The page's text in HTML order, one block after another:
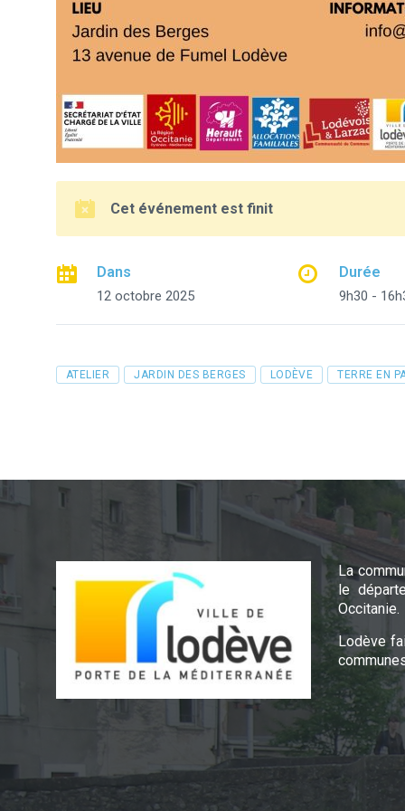
Cet événement est finit
Dans
12 octobre 2025
Durée
9h30 -
Tags
ATELIER JARDIN DES BERGES LODÈVE TERRE EN
La
le
Occitanie.
Lodève